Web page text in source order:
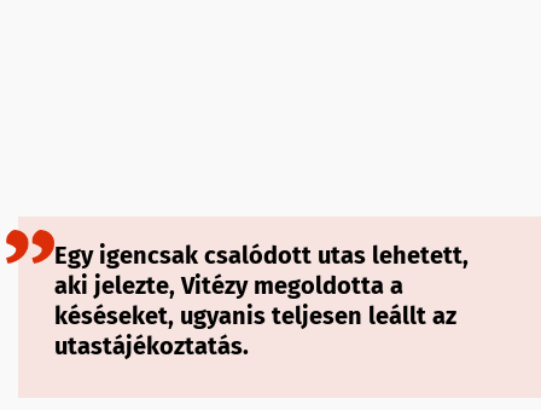
Egy igencsak csalódott utas lehetett,
aki jelezte, Vitézy megoldotta a
késéseket, ugyanis teljesen leállt az
utastájékoztatás.